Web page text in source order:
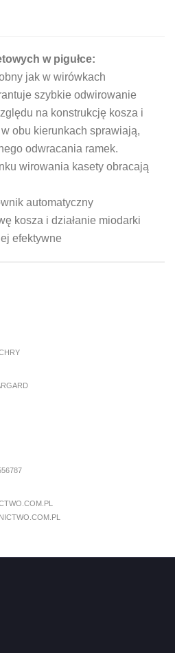
w pigułce:
jak w wirówkach
szybkie odwirowanie
na konstrukcję kosza i
obu kierunkach sprawiają,
odwracania ramek.
wirowania kasety obracają
automatyczny
kosza i działanie miodarki
efektywne